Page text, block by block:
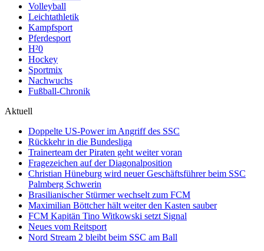
Volleyball
Leichtathletik
Kampfsport
Pferdesport
H²0
Hockey
Sportmix
Nachwuchs
Fußball-Chronik
Aktuell
Doppelte US-Power im Angriff des SSC
Rückkehr in die Bundesliga
Trainerteam der Piraten geht weiter voran
Fragezeichen auf der Diagonalposition
Christian Hüneburg wird neuer Geschäftsführer beim SSC
Palmberg Schwerin
Brasilianischer Stürmer wechselt zum FCM
Maximilian Böttcher hält weiter den Kasten sauber
FCM Kapitän Tino Witkowski setzt Signal
Neues vom Reitsport
Nord Stream 2 bleibt beim SSC am Ball